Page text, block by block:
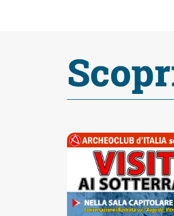
storici
Informazioni
Guide